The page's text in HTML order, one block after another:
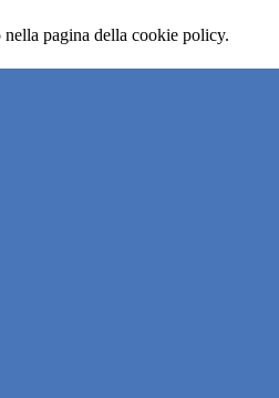
pagina della cookie policy.